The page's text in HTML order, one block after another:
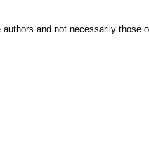
and not necessarily those